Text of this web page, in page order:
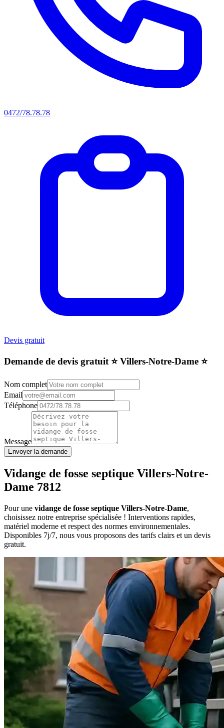
0472/78.78.78
Devis gratuit
Demande de devis gratuit ⭐️ Villers-Notre-Dame ⭐️
Nom complet
Email
Téléphone
Message
Envoyer la demande
Vidange de fosse septique Villers-Notre-
Dame 7812
Pour une vidange de fosse septique Villers-Notre-Dame,
choisissez notre entreprise spécialisée ! Interventions rapides,
matériel moderne et respect des normes environnementales.
Disponibles 7j/7, nous vous proposons des tarifs clairs et un devis
gratuit.